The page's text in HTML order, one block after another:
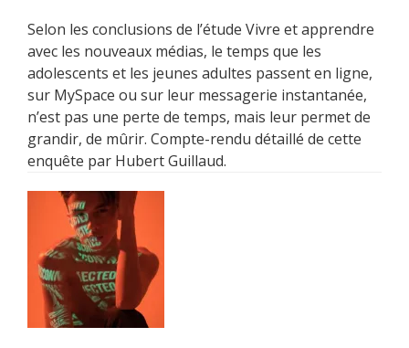
Selon les conclusions de l’étude Vivre et apprendre
avec les nouveaux médias, le temps que les
adolescents et les jeunes adultes passent en ligne,
sur MySpace ou sur leur messagerie instantanée,
n’est pas une perte de temps, mais leur permet de
grandir, de mûrir. Compte-rendu détaillé de cette
enquête par Hubert Guillaud.